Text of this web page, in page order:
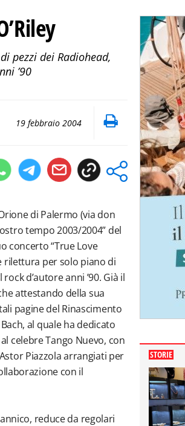
pezzi dei Radiohead,
’90
19 febbraio 2004
di Palermo (via don
tempo 2003/2004” del
concerto “True Love
rilettura per solo piano di
d’autore anni ’90. Già il
attestando della sua
pagine del Rinascimento
al quale ha dedicato
celebre Tango Nuevo, con
Piazzola arrangiati per
con il
reduce da regolari
STORIE